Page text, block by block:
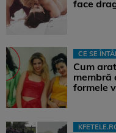
face
CE SE
Cum
membră
formele